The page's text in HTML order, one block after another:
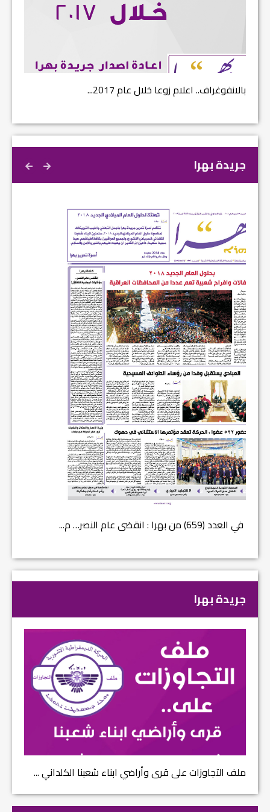
بالانفوغراف.. اعلام زوعا خلال عام 2017...
جريدة بهرا
في العدد (659) من بهرا : انقضى عام النصر… م...
جريدة بهرا
ملف التجاوزات على قرى وأراضي ابناء شعبنا الكلداني ...